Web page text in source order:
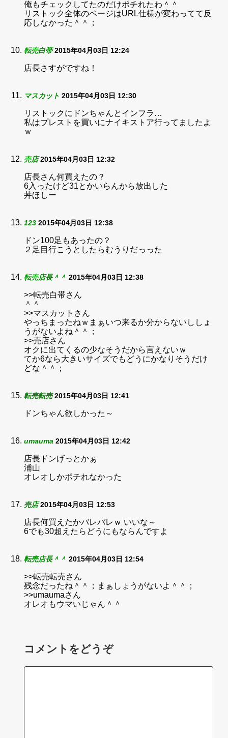
俺もチェックしてたのだけポチれたわ＾＾
リストック全体のページはURL仕様が変わってて反
応しなかった＾＾；
転売白帯 2015年04月03日 12:24
店長さすがですね！
マスカット 2015年04月03日 12:30
リストックにドンちゃんとインフラ…
私はプレストを買いにナイキストア行ってましたよ
ｗ
売店 2015年04月03日 12:32
店長さん何買えたの？
6入ったけど31とかいらんから放出した
丼ほしー
123 2015年04月03日 12:38
ドン100足もあったの？
２足目行こうとしたらむうりだっった
転売店長＾＾ 2015年04月03日 12:38
>>転売白帯さん
＾＾
>>マスカットさん
やっちまったねｗまぁいつ来るか分からないししょ
うがないよね＾＾；
>>売店さん
オクに出てくるの少なそうだから言えないｗ
てか6なら大きいサイズでもどうにかなりそうだけ
どな＾＾；
転売転売 2015年04月03日 12:41
ドンちゃん欲しかった～
umauma 2015年04月03日 12:42
店長ドンげっとかぁ
浦山
オレオしかポチれなかった
売店 2015年04月03日 12:53
店長何買えたかバレバレｗ いいな～
6でも30超えたらどうにもならんですよ
転売店長＾＾ 2015年04月03日 12:54
>>転売転売さん
残念だったね＾＾；まぁしょうがないよ＾＾；
>>umaumaさん
オレオもウマいじゃん＾＾
コメントをどうぞ